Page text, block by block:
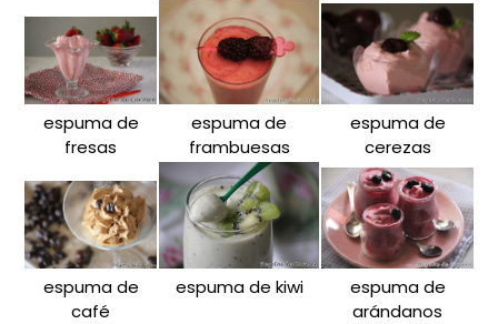
espuma de
fresas
espuma de
frambuesas
espuma de
cerezas
espuma de
café
espuma de kiwi
espuma de
arándanos